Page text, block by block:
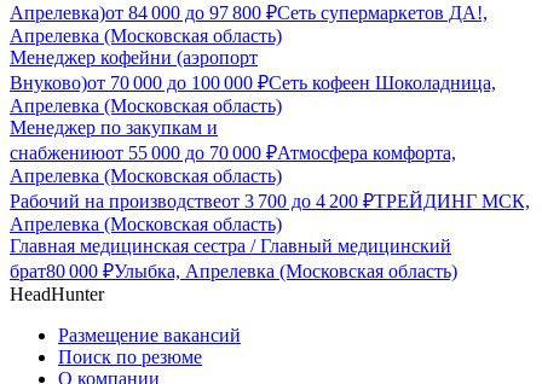
Апрелевка)от 84 000 до 97 800 ₽Сеть супермаркетов ДА!,
Апрелевка (Московская область)
Менеджер кофейни (аэропорт
Внуково)от 70 000 до 100 000 ₽Сеть кофеен Шоколадница,
Апрелевка (Московская область)
Менеджер по закупкам и
снабжениюот 55 000 до 70 000 ₽Атмосфера комфорта,
Апрелевка (Московская область)
Рабочий на производствеот 3 700 до 4 200 ₽ТРЕЙДИНГ МСК,
Апрелевка (Московская область)
Главная медицинская сестра / Главный медицинский
брат80 000 ₽Улыбка, Апрелевка (Московская область)
HeadHunter
Размещение вакансий
Поиск по резюме
О компании